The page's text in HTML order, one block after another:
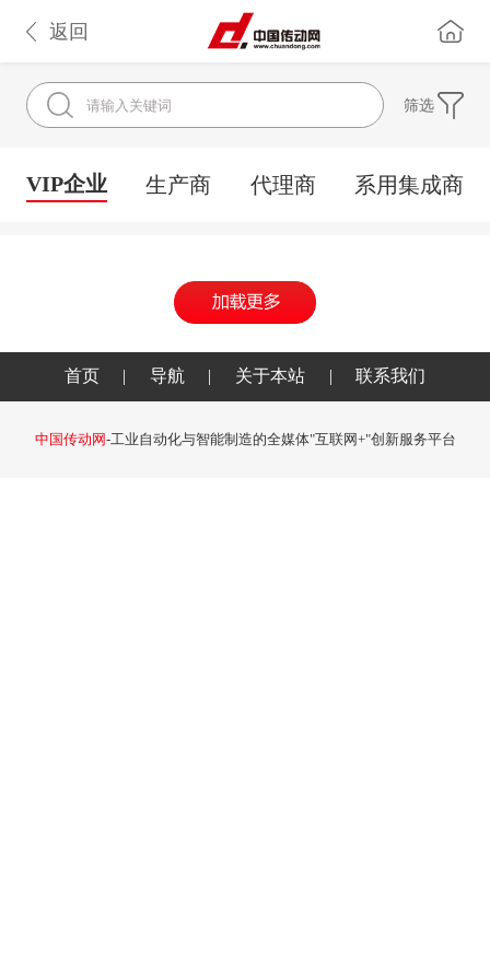
返回
筛选
VIP企业 生产商 代理商 系用集成商
首页 | 导航 | 关于本站 | 联系我们
中国传动网-工业自动化与智能制造的全媒体"互联网+"创新服务平台